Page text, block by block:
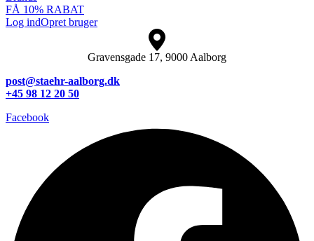
FÅ 10% RABAT
Log indOpret bruger
Gravensgade 17, 9000 Aalborg
post@staehr-aalborg.dk
+45 98 12 20 50
Facebook